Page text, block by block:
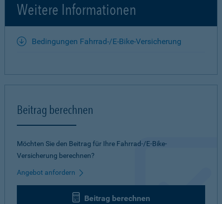
Weitere Informationen
Bedingungen Fahrrad-/E-Bike-Versicherung
Beitrag berechnen
Möchten Sie den Beitrag für Ihre Fahrrad-/E-Bike-
Versicherung berechnen?
Angebot anfordern
Beitrag berechnen